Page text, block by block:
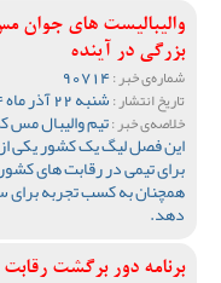
والیبالیست های جوان
بزرگی در آینده
شماره‌ی خبر :
تاریخ انتشار :شنبه 22 آذر ماه 1404 ساعت 11:50
خلاصه‌ی خبر :تیم والیبال مس
این فصل لیگ یک کشور یکی
برای تیمی در رقابت های
همچنان به کسب تجربه برای
دهد.
برنامه دور برگشت